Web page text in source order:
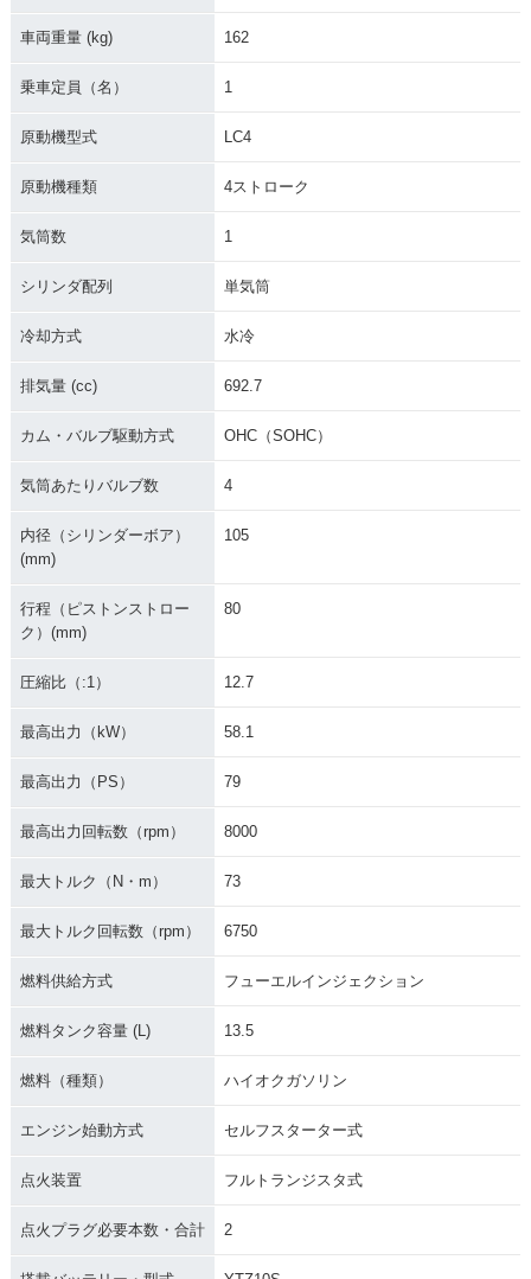
車両重量 (kg) 162
乗車定員（名） 1
原動機型式 LC4
原動機種類 4ストローク
気筒数 1
シリンダ配列 単気筒
冷却方式 水冷
排気量 (cc) 692.7
カム・バルブ駆動方式 OHC（SOHC）
気筒あたりバルブ数 4
内径（シリンダーボア）
(mm)
105
行程（ピストンストロー
ク）(mm)
80
圧縮比（:1） 12.7
最高出力（kW） 58.1
最高出力（PS） 79
最高出力回転数（rpm） 8000
最大トルク（N・m） 73
最大トルク回転数（rpm） 6750
燃料供給方式 フューエルインジェクション
燃料タンク容量 (L) 13.5
燃料（種類） ハイオクガソリン
エンジン始動方式 セルフスターター式
点火装置 フルトランジスタ式
点火プラグ必要本数・合計 2